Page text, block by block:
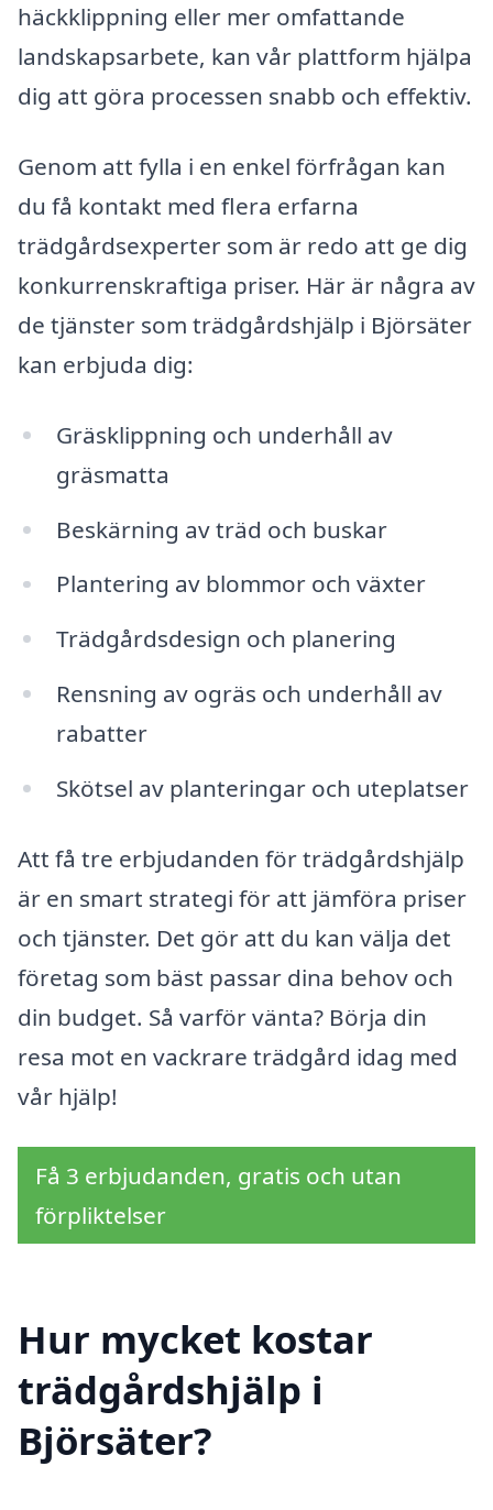
häckklippning eller mer omfattande
landskapsarbete, kan vår plattform hjälpa
dig att göra processen snabb och effektiv.
Genom att fylla i en enkel förfrågan kan
du få kontakt med flera erfarna
trädgårdsexperter som är redo att ge dig
konkurrenskraftiga priser. Här är några av
de tjänster som trädgårdshjälp i Björsäter
kan erbjuda dig:
Gräsklippning och underhåll av
gräsmatta
Beskärning av träd och buskar
Plantering av blommor och växter
Trädgårdsdesign och planering
Rensning av ogräs och underhåll av
rabatter
Skötsel av planteringar och uteplatser
Att få tre erbjudanden för trädgårdshjälp
är en smart strategi för att jämföra priser
och tjänster. Det gör att du kan välja det
företag som bäst passar dina behov och
din budget. Så varför vänta? Börja din
resa mot en vackrare trädgård idag med
vår hjälp!
Få 3 erbjudanden, gratis och utan
förpliktelser
Hur mycket kostar
trädgårdshjälp i
Björsäter?